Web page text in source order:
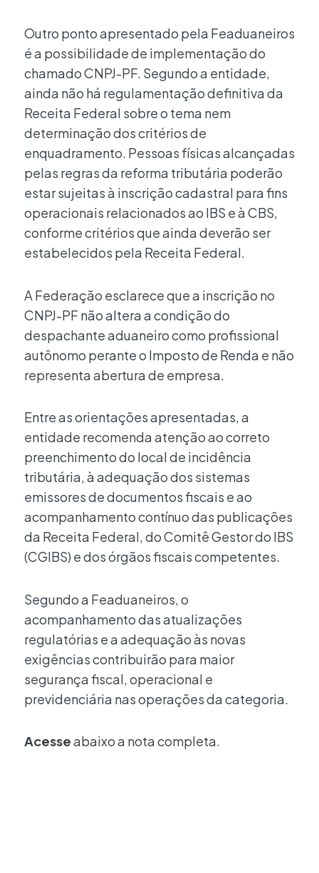
Outro ponto apresentado pela Feaduaneiros
é a possibilidade de implementação do
chamado CNPJ-PF. Segundo a entidade,
ainda não há regulamentação definitiva da
Receita Federal sobre o tema nem
determinação dos critérios de
enquadramento. Pessoas físicas alcançadas
pelas regras da reforma tributária poderão
estar sujeitas à inscrição cadastral para fins
operacionais relacionados ao IBS e à CBS,
conforme critérios que ainda deverão ser
estabelecidos pela Receita Federal.
A Federação esclarece que a inscrição no
CNPJ-PF não altera a condição do
despachante aduaneiro como profissional
autônomo perante o Imposto de Renda e não
representa abertura de empresa.
Entre as orientações apresentadas, a
entidade recomenda atenção ao correto
preenchimento do local de incidência
tributária, à adequação dos sistemas
emissores de documentos fiscais e ao
acompanhamento contínuo das publicações
da Receita Federal, do Comitê Gestor do IBS
(CGIBS) e dos órgãos fiscais competentes.
Segundo a Feaduaneiros, o
acompanhamento das atualizações
regulatórias e a adequação às novas
exigências contribuirão para maior
segurança fiscal, operacional e
previdenciária nas operações da categoria.
Acesseabaixo a nota completa.